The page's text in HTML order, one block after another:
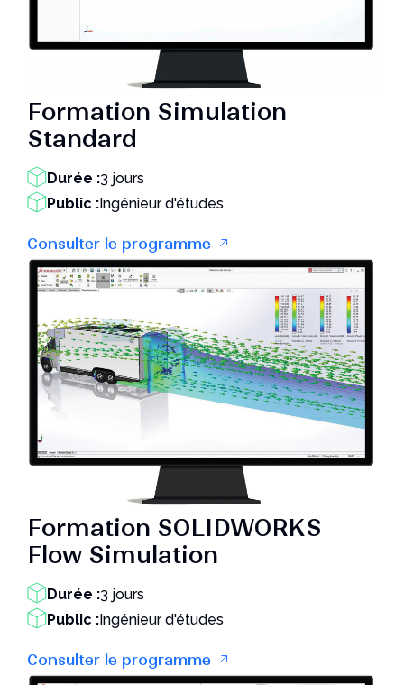
Formation Simulation
Standard
Durée :3 jours
Public : Ingénieur d'études
Consulter le programme
Formation SOLIDWORKS
Flow Simulation
Durée :3 jours
Public : Ingénieur d'études
Consulter le programme